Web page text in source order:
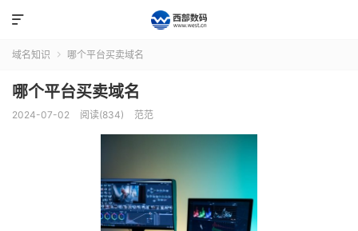

域名知识  哪个平台买卖域名
哪个平台买卖域名
2024-07-02 阅读(834) 范范